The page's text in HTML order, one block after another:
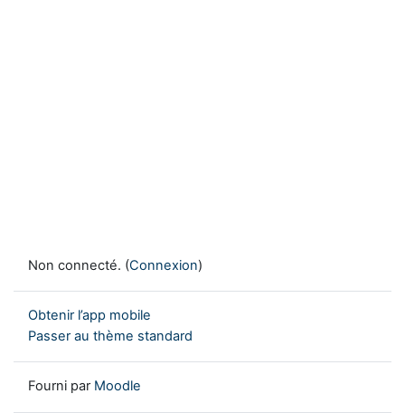
Non connecté. (Connexion)
Obtenir l’app mobile
Passer au thème standard
Fourni par Moodle